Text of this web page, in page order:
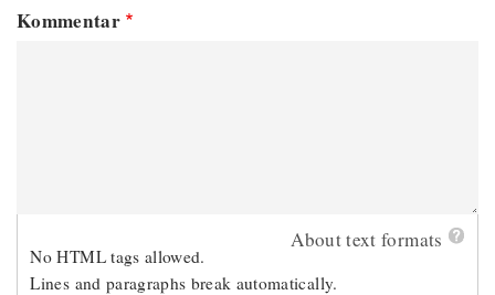
Kommentar
About text formats
No HTML tags allowed.
Lines and paragraphs break automatically.